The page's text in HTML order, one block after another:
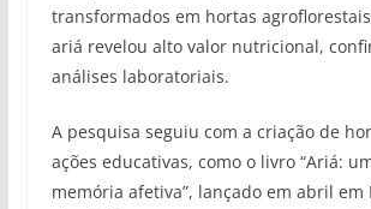
transformados em hortas
ariá revelou alto valor nutricional,
análises laboratoriais.
A pesquisa seguiu com a criação de
ações educativas, como o livro “Ariá:
memória afetiva”, lançado em abril em